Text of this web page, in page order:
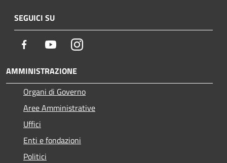
SEGUICI SU
Facebook YoutubeInstagram
AMMINISTRAZIONE
Organi di Governo
Aree Amministrative
Uffici
Enti e fondazioni
Politici